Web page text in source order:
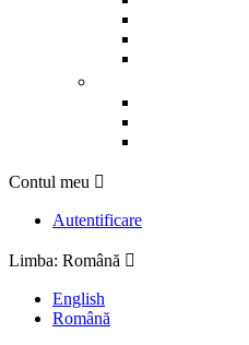
Contul meu 
Autentificare
Limba: Română 
English
Română